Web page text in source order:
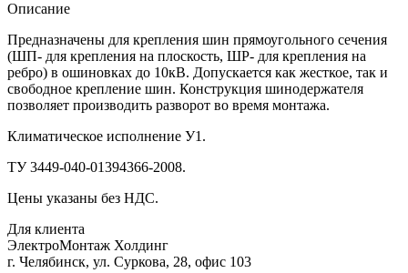
Описание
Предназначены для крепления шин прямоугольного сечения
(ШП- для крепления на плоскость, ШР- для крепления на
ребро) в ошиновках до 10кВ. Допускается как жесткое, так и
свободное крепление шин. Конструкция шинодержателя
позволяет производить разворот во время монтажа.
Климатическое исполнение У1.
ТУ 3449-040-01394366-2008.
Цены указаны без НДС.
Для клиента
ЭлектроМонтаж Холдинг
г. Челябинск, ул. Суркова, 28, офис 103